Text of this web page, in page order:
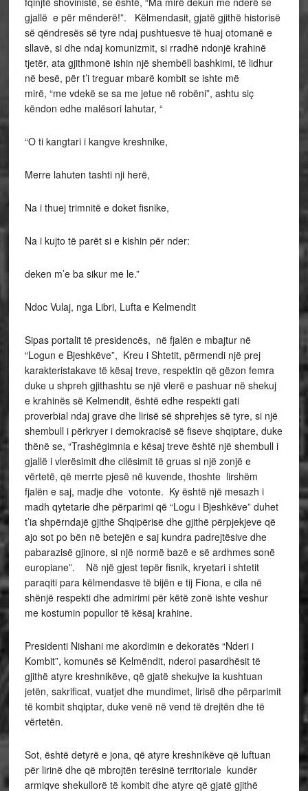
gjallë e për mënderë!”. Këlmendasit, gjatë gjithë historisë
së qëndresës së tyre ndaj pushtuesve të huaj otomanë e
sllavë, si dhe ndaj komunizmit, si rradhë ndonjë krahinë
tjetër, ata gjithmonë ishin një shembëll bashkimi, të lidhur
në besë, për t’i treguar mbarë kombit se ishte më
mirë, “me vdekë se sa me jetue në robëni”, ashtu siç
këndon edhe malësori lahutar, “
“O ti kangtari i kangve kreshnike,
Merre lahuten tashti nji herë,
Na i thuej trimnitë e doket fisnike,
Na i kujto të parët si e kishin për nder:
deken m’e ba sikur me le.”
Ndoc Vulaj, nga Libri, Lufta e Kelmendit
Sipas portalit të presidencës, në fjalën e mbajtur në
“Logun e Bjeshkëve”, Kreu i Shtetit, përmendi një prej
karakteristakave të kësaj treve, respektin që gëzon femra
duke u shpreh gjithashtu se një vlerë e pashuar në shekuj
e krahinës së Kelmendit, është edhe respekti gati
proverbial ndaj grave dhe lirisë së shprehjes së tyre, si një
shembull i përkryer i demokracisë së fiseve shqiptare, duke
thënë se, “Trashëgimnia e kësaj treve është një shembull i
gjallë i vlerësimit dhe cilësimit të gruas si një zonjë e
vërtetë, që merrte pjesë në kuvende, thoshte lirshëm
fjalën e saj, madje dhe votonte. Ky është një mesazh i
madh qytetarie dhe përparimi që “Logu i Bjeshkëve” duhet
t’ia shpërndajë gjithë Shqipërisë dhe gjithë përpjekjeve që
ajo sot po bën në betejën e saj kundra padrejtësive dhe
pabarazisë gjinore, si një normë bazë e së ardhmes sonë
europiane”. Në një gjest tepër fisnik, kryetari i shtetit
paraqiti para këlmendasve të bijën e tij Fiona, e cila në
shënjë respekti dhe admirimi për këtë zonë ishte veshur
me kostumin popullor të kësaj krahine.
Presidenti Nishani me akordimin e dekoratës “Nderi i
Kombit”, komunës së Kelmëndit, nderoi pasardhësit të
gjithë atyre kreshnikëve, që gjatë shekujve ia kushtuan
jetën, sakrificat, vuatjet dhe mundimet, lirisë dhe përparimit
të kombit shqiptar, duke venë në vend të drejtën dhe të
vërtetën.
Sot, është detyrë e jona, që atyre kreshnikëve që luftuan
për lirinë dhe që mbrojtën terësinë territoriale kundër
armiqve shekullorë të kombit dhe atyre që gjatë gjithë